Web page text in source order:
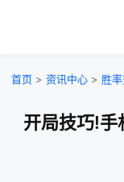
首页 > 资讯中心 > 胜
开局技巧!手